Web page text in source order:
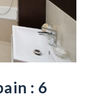
: 6